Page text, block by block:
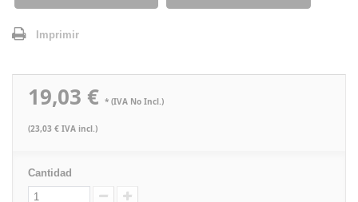
Imprimir
19,03 € * (IVA No Incl.)
(23,03 € IVA incl.)
Cantidad